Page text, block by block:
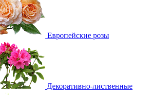
Европейские розы
Декоративно-лиственные